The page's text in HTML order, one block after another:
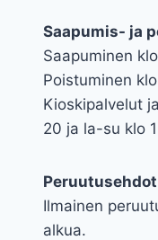
Saapumis- ja
Saapuminen
Poistuminen
Kioskipalvelut
20 ja la-su klo
Ilmainen
alkua.